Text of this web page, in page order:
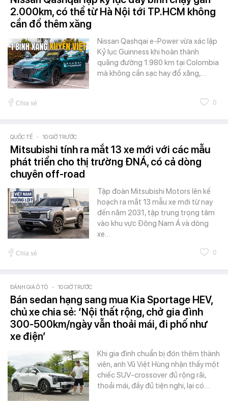
2.000km, có thể từ Hà Nội tới TP.HCM không
cần đổ thêm xăng
Nissan Qashqai e-Power vừa xác lập
Kỷ lục Guinness khi hoàn thành
quãng đường 1.980 km tại Colombia
mà không cần sạc hay đổ xăng,…
Chia sẻ 0
QUỐC TẾ - 10 GIỜ TRƯỚC
Mitsubishi tính ra mắt 13 xe mới với các mẫu
phát triển cho thị trường ĐNÁ, có cả dòng
chuyên off-road
Tập đoàn Mitsubishi Motors lên kế
hoạch ra mắt 13 mẫu xe mới từ nay
đến năm 2031, tập trung trọng tâm
vào khu vực Đông Nam Á và dòng
xe…
Chia sẻ 0
ĐÁNH GIÁ Ô TÔ - 10 GIỜ TRƯỚC
Bán sedan hạng sang mua Kia Sportage HEV,
chủ xe chia sẻ: ‘Nội thất rộng, chở gia đình
300-500km/ngày vẫn thoải mái, đi phố như
xe điện’
Khi gia đình chuẩn bị đón thêm thành
viên, anh Vũ Việt Hùng nhận thấy một
chiếc SUV-crossover đủ rộng rãi,
thoải mái, đầy đủ tiện nghi, lại có…